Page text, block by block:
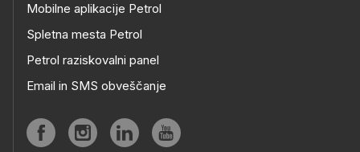
Mobilne aplikacije Petrol
Spletna mesta Petrol
Petrol raziskovalni panel
Email in SMS obveščanje